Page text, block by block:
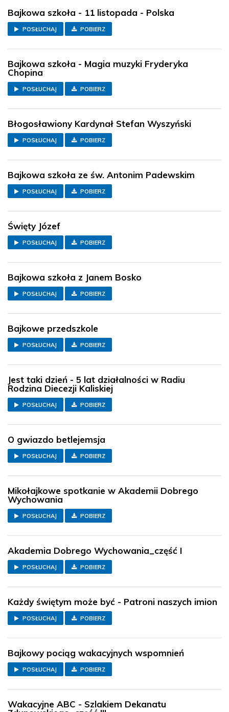
Bajkowa szkoła - 11 listopada - Polska
POSŁUCHAJ POBIERZ
Bajkowa szkoła - Magia muzyki Fryderyka
Chopina
POSŁUCHAJ POBIERZ
Błogosławiony Kardynał Stefan Wyszyński
POSŁUCHAJ POBIERZ
Bajkowa szkoła ze św. Antonim Padewskim
POSŁUCHAJ POBIERZ
Święty Józef
POSŁUCHAJ POBIERZ
Bajkowa szkoła z Janem Bosko
POSŁUCHAJ POBIERZ
Bajkowe przedszkole
POSŁUCHAJ POBIERZ
Jest taki dzień - 5 lat działalności w Radiu
Rodzina Diecezji Kaliskiej
POSŁUCHAJ POBIERZ
O gwiazdo betlejemsja
POSŁUCHAJ POBIERZ
Mikołajkowe spotkanie w Akademii Dobrego
Wychowania
POSŁUCHAJ POBIERZ
Akademia Dobrego Wychowania_część I
POSŁUCHAJ POBIERZ
Każdy świętym może być - Patroni naszych imion
POSŁUCHAJ POBIERZ
Bajkowy pociąg wakacyjnych wspomnień
POSŁUCHAJ POBIERZ
Wakacyjne ABC - Szlakiem Dekanatu